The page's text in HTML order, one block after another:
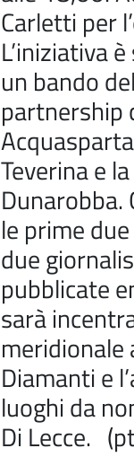
Carletti per
L’iniziativa
un bando
partnership
Teverina e
le prime
due
pubblicate
sarà
meridionale
Diamanti e
luoghi da
Di Lecce.